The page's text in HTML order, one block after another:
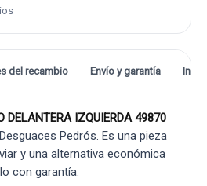
del recambio Envío y garantía
DELANTERA IZQUIERDA 49870
Pedrós. Es una pieza
y una alternativa económica
con garantía.